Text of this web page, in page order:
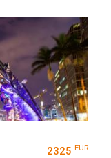
2325 EUR